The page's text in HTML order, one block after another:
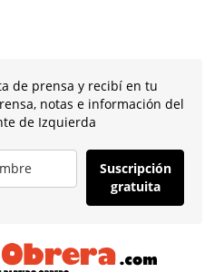
de prensa y recibí en tu
notas e información del
de Izquierda
Suscripción
gratuita